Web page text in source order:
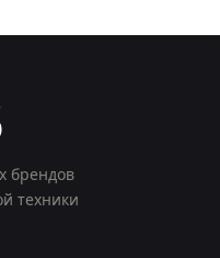
брендов
техники